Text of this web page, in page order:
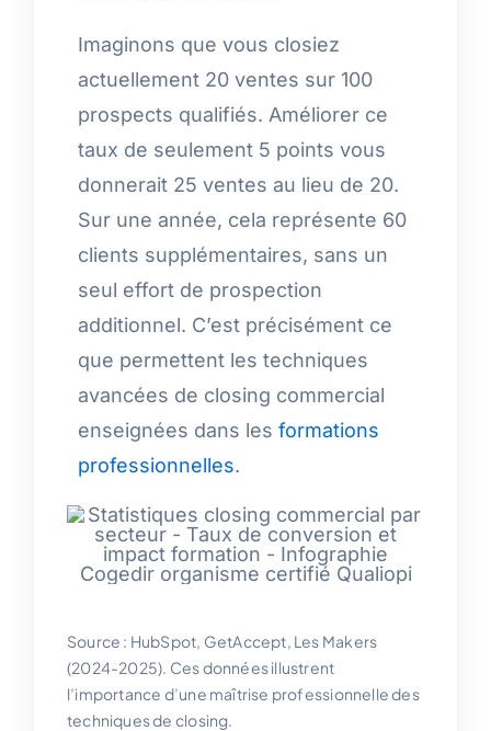
Imaginons que vous closiez
actuellement 20 ventes sur 100
prospects qualifiés. Améliorer ce
taux de seulement 5 points vous
donnerait 25 ventes au lieu de 20.
Sur une année, cela représente 60
clients supplémentaires, sans un
seul effort de prospection
additionnel. C’est précisément ce
que permettent les techniques
avancées de closing commercial
enseignées dans les formations
professionnelles.
Source : HubSpot, GetAccept, Les Makers
(2024-2025). Ces données illustrent
l’importance d’une maîtrise professionnelle des
techniques de closing.